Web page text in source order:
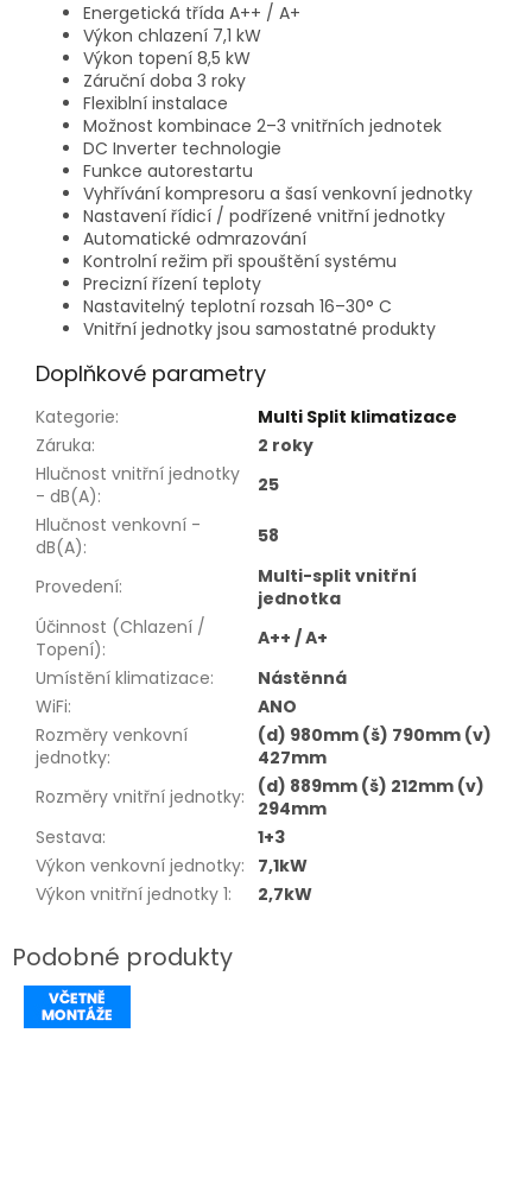
Energetická třída A++ / A+
Výkon chlazení 7,1 kW
Výkon topení 8,5 kW
Záruční doba 3 roky
Flexiblní instalace
Možnost kombinace 2–3 vnitřních jednotek
DC Inverter technologie
Funkce autorestartu
Vyhřívání kompresoru a šasí venkovní jednotky
Nastavení řídicí / podřízené vnitřní jednotky
Automatické odmrazování
Kontrolní režim při spouštění systému
Precizní řízení teploty
Nastavitelný teplotní rozsah 16–30° C
Vnitřní jednotky jsou samostatné produkty
Doplňkové parametry
Kategorie:
Multi Split klimatizace
Záruka:
2 roky
Hlučnost vnitřní jednotky
- dB(A):
25
Hlučnost venkovní -
dB(A): 58
Provedení:
Multi-split vnitřní
jednotka
Účinnost (Chlazení /
Topení):
A++ / A+
Umístění klimatizace:
Nástěnná
WiFi:
ANO
Rozměry venkovní
jednotky:
(d) 980mm (š) 790mm (v)
427mm
Rozměry vnitřní jednotky:
(d) 889mm (š) 212mm (v)
294mm
Sestava:
1+3
Výkon venkovní jednotky:
7,1kW
Výkon vnitřní jednotky 1: 2,7kW